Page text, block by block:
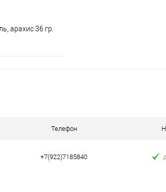
арахис 36 гр.
Телефон
+7(922)7185840